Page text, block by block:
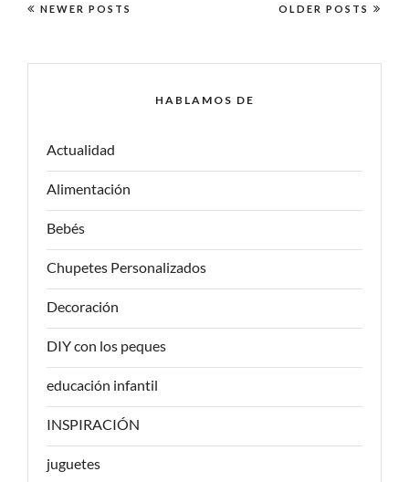
NEWER POSTS OLDER POSTS
HABLAMOS DE
Actualidad
Alimentación
Bebés
Chupetes Personalizados
Decoración
DIY con los peques
educación infantil
INSPIRACIÓN
juguetes